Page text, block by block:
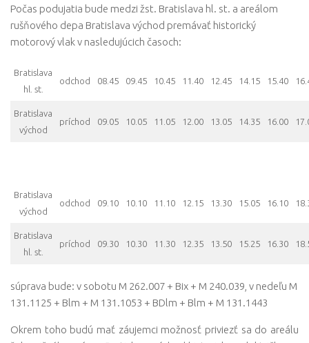
Počas podujatia bude medzi žst. Bratislava hl. st. a areálom
rušňového depa Bratislava východ premávať historický
motorový vlak v nasledujúcich časoch:
Bratislava
hl. st.
odchod 08.45 09.45 10.45 11.40 12.45 14.15 15.40
Bratislava
východ
príchod 09.05 10.05 11.05 12.00 13.05 14.35 16.00
Bratislava
východ
odchod 09.10 10.10 11.10 12.15 13.30 15.05 16.10
Bratislava
hl. st.
príchod 09.30 10.30 11.30 12.35 13.50 15.25 16.30
súprava bude: v sobotu M 262.007 + Bix + M 240.039, v nedeľu M
131.1125 + Blm + M 131.1053 + BDlm + Blm + M 131.1443
Okrem toho budú mať záujemci možnosť priviezť sa do areálu